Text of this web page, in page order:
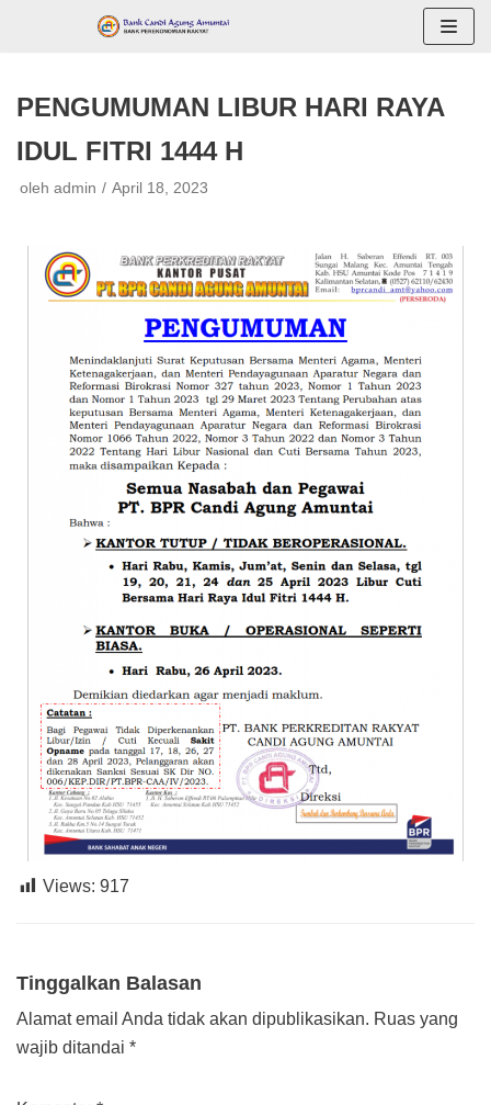
PENGUMUMAN LIBUR HARI RAYA
IDUL FITRI 1444 H
oleh admin April 18, 2023
Views: 917
Tinggalkan Balasan
Alamat email Anda tidak akan dipublikasikan. Ruas yang
wajib ditandai *